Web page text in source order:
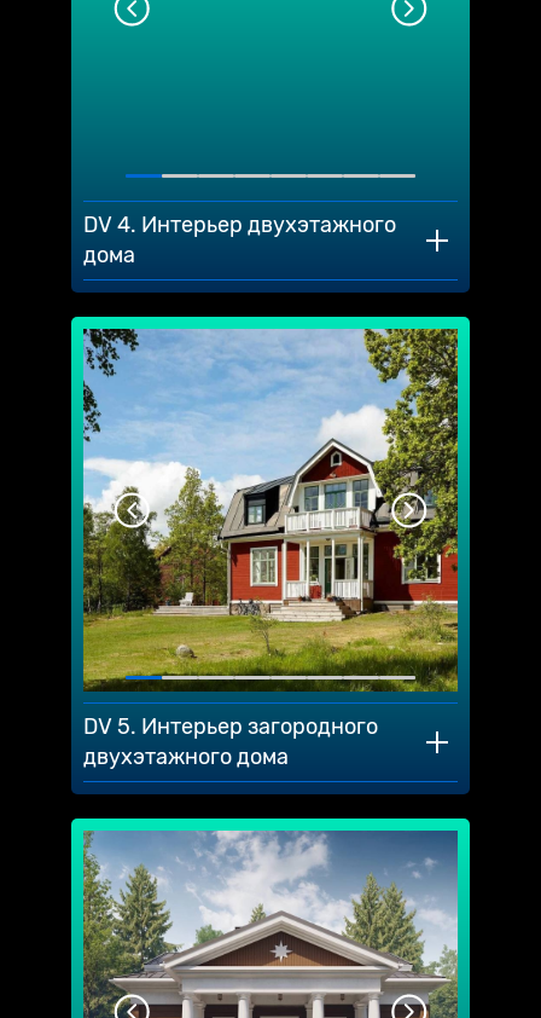
DV 4. Интерьер двухэтажного
дома
DV 5. Интерьер загородного
двухэтажного дома